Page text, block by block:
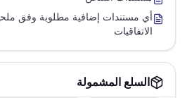
أي مستندات إضافية مطلوبة وفق
الاتفاقيات
السلع المشمولة